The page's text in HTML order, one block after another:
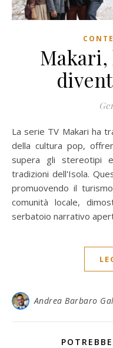
Makari,
La serie TV Makari ha trasformato la Sicilia in protagonista
della cultura pop,
supera gli stereotipi
tradizioni dell'Isola.
promuovendo il
comunità locale,
serbatoio narrativo
Andrea Barbaro